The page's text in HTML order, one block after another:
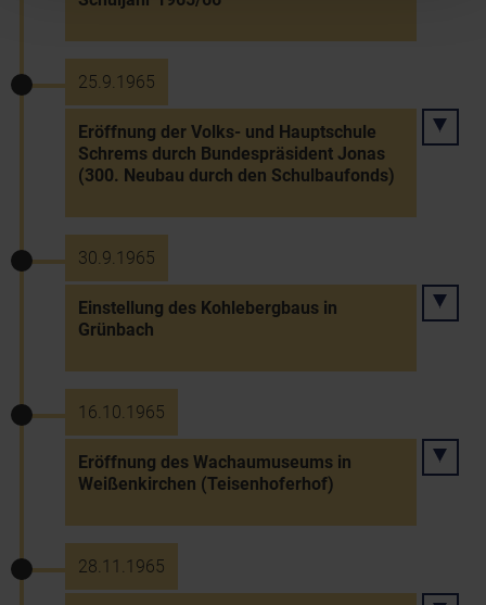
25.9.1965
Eröffnung der Volks- und Hauptschule
Schrems durch Bundespräsident Jonas
(300. Neubau durch den Schulbaufonds)
30.9.1965
Einstellung des Kohlebergbaus in
Grünbach
16.10.1965
Eröffnung des Wachaumuseums in
Weißenkirchen (Teisenhoferhof)
28.11.1965